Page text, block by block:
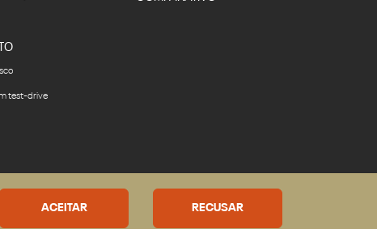
test-drive
Desacelere. Seu bem maior é
ACEITAR RECUSAR